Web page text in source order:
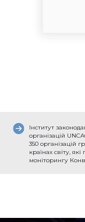
Інститут
організацій
350 організацій
країнах світу,
моніторингу